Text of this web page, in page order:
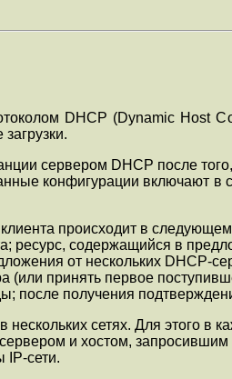
DHCP (Dynamic Host
сервером DHCP после
конфигурации включают
происходит в
ресурс, содержащийся в
от нескольких DHCP-
(или принять первое
после получения
сетях. Для этого в
и хостом,
IP-сети.